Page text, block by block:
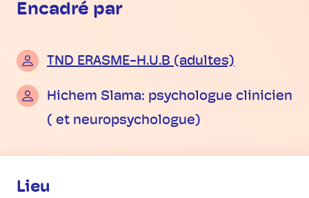
Encadré par
TND ERASME-H.U.B (adultes)
Hichem Slama: psychologue clinicien
( et neuropsychologue)
Informations pratiques
Lieu